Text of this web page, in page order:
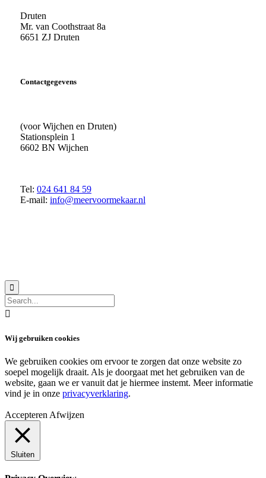
Druten
Mr. van Coothstraat 8a
6651 ZJ Druten
Contactgegevens
(voor Wijchen en Druten)
Stationsplein 1
6602 BN Wijchen
Tel: 024 641 84 59
E-mail: info@meervoormekaar.nl


Wij gebruiken cookies
We gebruiken cookies om ervoor te zorgen dat onze website zo
soepel mogelijk draait. Als je doorgaat met het gebruiken van de
website, gaan we er vanuit dat je hiermee instemt. Meer informatie
vind je in onze privacyverklaring.
Accepteren Afwijzen
Sluiten